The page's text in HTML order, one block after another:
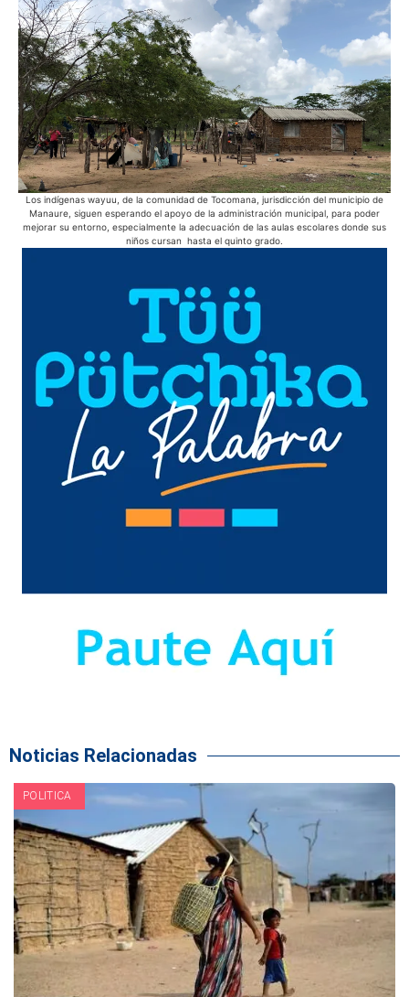
Los indígenas wayuu, de la comunidad de Tocomana, jurisdicción del municipio de
Manaure, siguen esperando el apoyo de la administración municipal, para poder
mejorar su entorno, especialmente la adecuación de las aulas escolares donde sus
niños cursan hasta el quinto grado.
Noticias Relacionadas
POLITICA